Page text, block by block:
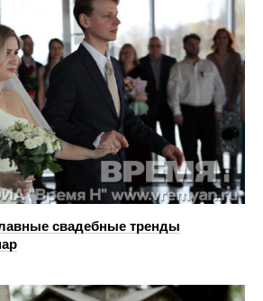
свадебные тренды